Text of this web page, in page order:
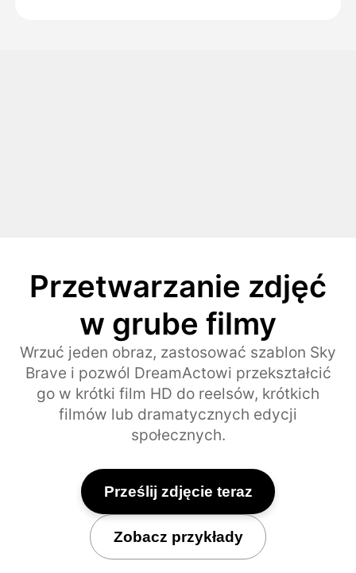
Przetwarzanie zdjęć
w grube filmy
Wrzuć jeden obraz, zastosować szablon Sky
Brave i pozwól DreamActowi przekształcić
go w krótki film HD do reelsów, krótkich
filmów lub dramatycznych edycji
społecznych.
Prześlij zdjęcie teraz
Zobacz przykłady